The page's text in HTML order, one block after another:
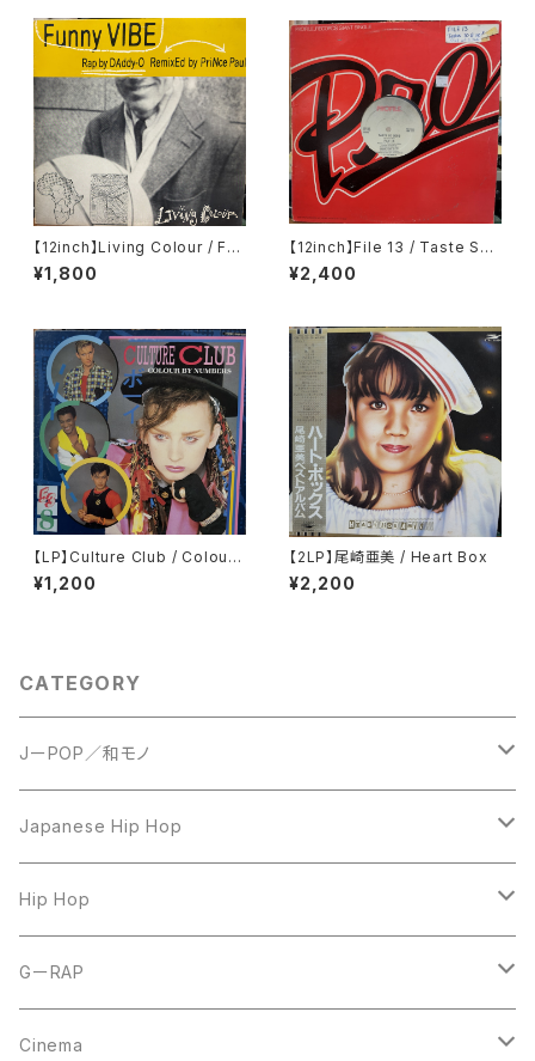
【12inch】Living Colour / Fun
ny Vibe
¥1,800
【12inch】File 13 / Taste So
Good
¥2,400
【LP】Culture Club / Colour
By Numbers
¥1,200
【2LP】尾崎亜美 / Heart Box
¥2,200
CATEGORY
JーPOP／和モノ
LP
7inch
CD
12inch
Japanese Hip Hop
12inch
LP
Hip Hop
LP
12inch
GーRAP
12inch
Cinema